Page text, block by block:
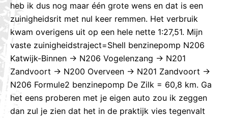
heb ik dus nog maar één grote wens en dat is een
zuinigheidsrit met nul keer remmen. Het verbruik
kwam overigens uit op een hele nette 1:27,51. Mijn
vaste zuinigheidstraject=Shell benzinepomp N206
Katwijk-Binnen -> N206 Vogelenzang -> N201
Zandvoort -> N200 Overveen -> N201 Zandvoort ->
N206 Formule2 benzinepomp De Zilk = 60,8 km. Ga
het eens proberen met je eigen auto zou ik zeggen
dan zul je zien dat het in de praktijk vies tegenvalt